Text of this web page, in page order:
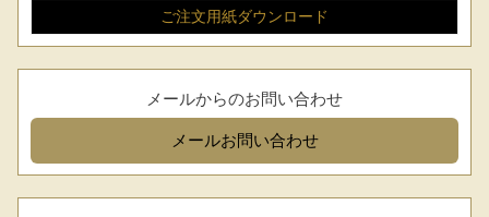
ご注文用紙ダウンロード
メールからのお問い合わせ
メールお問い合わせ